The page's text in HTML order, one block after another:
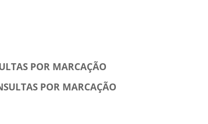
POR MARCAÇÃO
POR MARCAÇÃO